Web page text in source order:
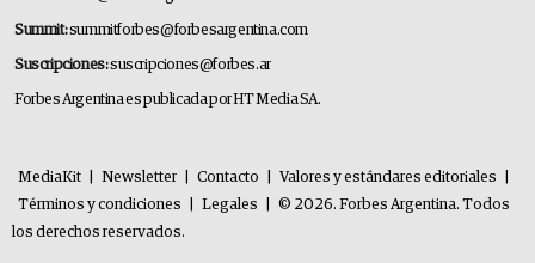
Summit:summitforbes@forbesargentina.com
Suscripciones:suscripciones@forbes.ar
Forbes Argentina es publicada por HT Media SA.
MediaKit Newsletter Contacto Valores y estándares editoriales
Términos y condiciones
Legales
© 2026. Forbes Argentina. Todos
los derechos reservados.